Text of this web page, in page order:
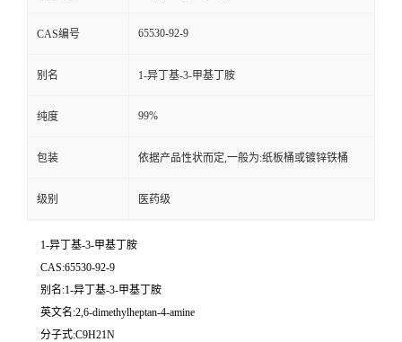
CAS编号 65530-92-9
别名 1-异丁基-3-甲基丁胺
纯度 99%
包装 依据产品性状而定,一般为:纸板桶或镀锌铁桶
级别 医药级
1-异丁基-3-甲基丁胺
CAS:65530-92-9
别名:1-异丁基-3-甲基丁胺
英文名:2,6-dimethylheptan-4-amine
分子式:C9H21N